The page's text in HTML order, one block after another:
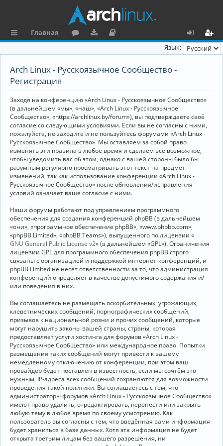
л
и
Главная
н
та
ц
и
я
х
ег
Язык:
Arch Linux - Русскоязычное Сообщество -
Регистрация
Заходя на конференцию «Arch Linux - Русскоязычное Сообщество»
(в дальнейшем «мы», «наш», «Arch Linux - Русскоязычное
Сообщество», «https://archlinux.by/forum»), вы подтверждаете своё
согласие со следующими условиями. Если вы не согласны с ними,
пожалуйста, не заходите и не пользуйтесь форумами «Arch Linux -
Русскоязычное Сообщество». Мы оставляем за собой право
изменять эти правила в любое время и сделаем всё возможное,
чтобы уведомить вас об этом, однако с вашей стороны было бы
разумным регулярно просматривать этот текст на предмет
изменений, так как использование конференции «Arch Linux -
Русскоязычное Сообщество» после обновления/исправления
условий означает ваше согласие с ними.
Наши форумы работают под управлением программного
обеспечения для создания конференций phpBB (в дальнейшем
«они», «программное обеспечение phpBB», «www.phpbb.com»,
«phpBB Limited», «phpBB Teams»), выпущенного по лицензии «
GNU General Public License v2» (в дальнейшем «GPL»). Ограничения
лицензии GPL для программного обеспечения phpBB строго
связаны с организацией и поддержкой интернет-конференций, и
phpBB Limited не несёт ответственности за то, что администрация
конференций определяет в качестве допустимого содержания и/
или поведения в них.
Вы соглашаетесь не размещать оскорбительных, угрожающих,
клеветнических сообщений, порнографических сообщений,
призывов к национальной розни и прочих сообщений, которые
могут нарушить законы вашей страны, страны, которая
предоставляет услуги хостинга для форумов «Arch Linux -
Русскоязычное Сообщество» или международное право. Попытки
размещения таких сообщений могут привести к вашему
немедленному отключению от конференции, при этом ваш
провайдер будет поставлен в известность, если мы сочтём это
нужным. IP-адреса всех сообщений сохраняются для возможности
проведения такой политики. Вы соглашаетесь с тем, что
администраторы форумов «Arch Linux - Русскоязычное Сообщество»
имеют право удалить, отредактировать, перенести или закрыть
любую тему в любое время по своему усмотрению. Как
пользователь вы согласны с тем, что введённая вами информация
будет храниться в базе данных. Хотя эта информация не будет
открыта третьим лицам без вашего разрешения, ни